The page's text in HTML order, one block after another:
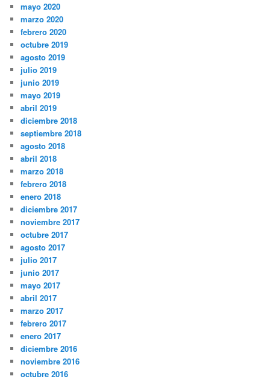
mayo 2020
marzo 2020
febrero 2020
octubre 2019
agosto 2019
julio 2019
junio 2019
mayo 2019
abril 2019
diciembre 2018
septiembre 2018
agosto 2018
abril 2018
marzo 2018
febrero 2018
enero 2018
diciembre 2017
noviembre 2017
octubre 2017
agosto 2017
julio 2017
junio 2017
mayo 2017
abril 2017
marzo 2017
febrero 2017
enero 2017
diciembre 2016
noviembre 2016
octubre 2016